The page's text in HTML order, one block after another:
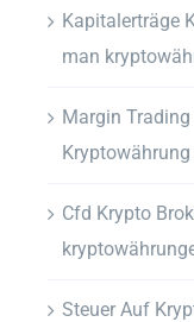
Kapitalerträge
man
Margin
Cfd Krypto
Steuer Auf